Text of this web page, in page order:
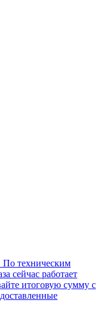
техническим
сейчас работает
итоговую сумму с